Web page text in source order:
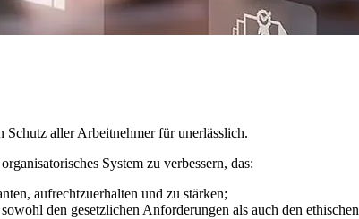
Schutz aller Arbeitnehmer für unerlässlich.
System zu verbessern, das:
aufrechtzuerhalten und zu stärken;
den gesetzlichen Anforderungen als auch den